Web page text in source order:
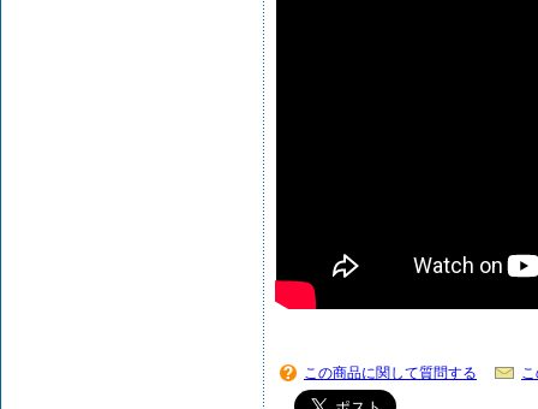
この商品に関して質問する